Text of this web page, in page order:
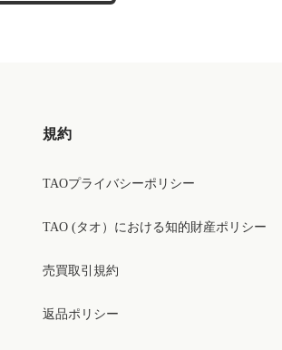
規約
TAOプライバシーポリシー
TAO (タオ）における知的財産ポリシー
売買取引規約
返品ポリシー